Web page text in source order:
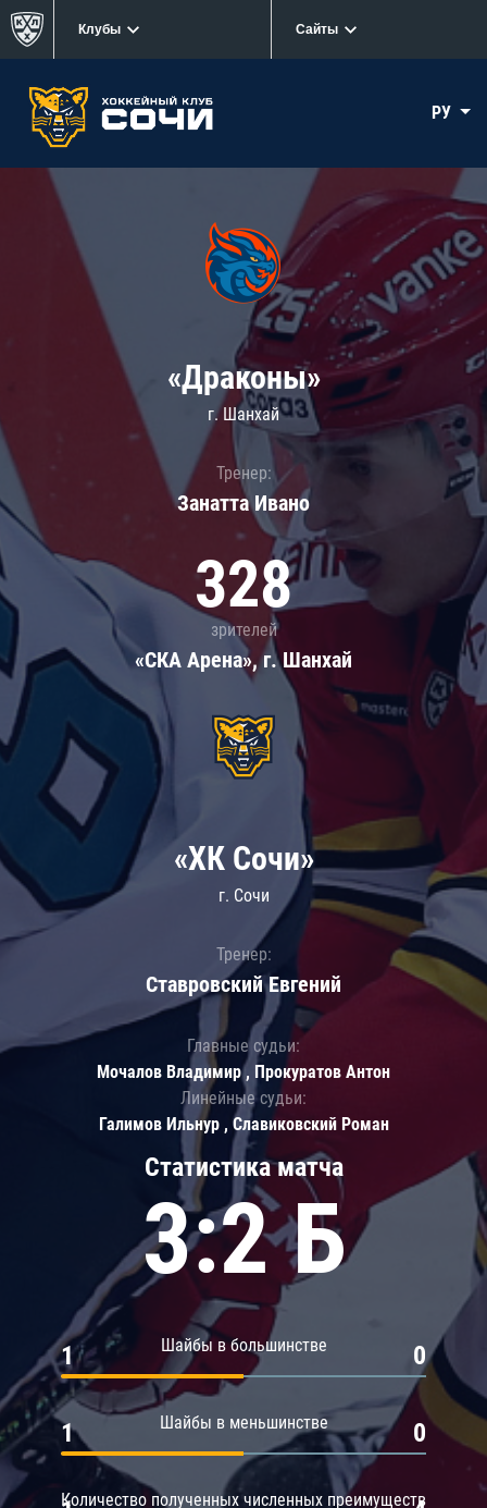
Клубы Сайты
РУ
«Драконы»
г. Шанхай
Тренер:
Занатта Иванo
328
зрителей
«СКА Арена», г. Шанхай
Статистика матча
3:2 Б
Шайбы в большинстве
1 0
Шайбы в меньшинстве
1 0
Количество полученных численных преимуществ
«ХК Сочи»
г. Сочи
Тренер:
Ставровский Евгений
Главные судьи:
Мочалов Владимир , Прокуратов Антон
Линейные судьи:
Галимов Ильнур , Славиковский Роман